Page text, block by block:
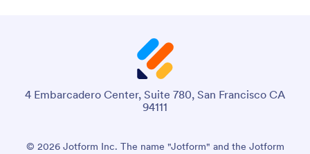
4 Embarcadero Center, Suite 780, San Francisco CA
94111
© 2026 Jotform Inc. The name "Jotform" and the Jotform